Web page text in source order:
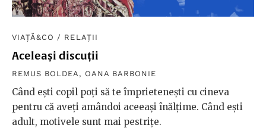
VIAȚĂ&CO / RELAȚII
Aceleași discuții
REMUS BOLDEA , OANA BARBONIE
Când ești copil poți să te împrietenești cu cineva
pentru că aveți amândoi aceeași înălțime. Când ești
adult, motivele sunt mai pestrițe.